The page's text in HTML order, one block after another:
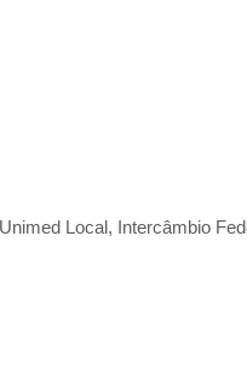
Unimed Local, Intercâmbio